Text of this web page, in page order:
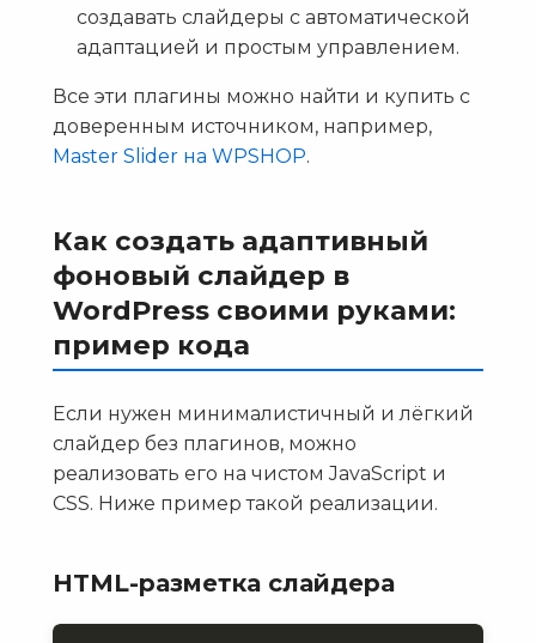
создавать слайдеры с автоматической
адаптацией и простым управлением.
Все эти плагины можно найти и купить с
доверенным источником, например,
Master Slider на WPSHOP.
Как создать адаптивный
фоновый слайдер в
WordPress своими руками:
пример кода
Если нужен минималистичный и лёгкий
слайдер без плагинов, можно
реализовать его на чистом JavaScript и
CSS. Ниже пример такой реализации.
HTML-разметка слайдера